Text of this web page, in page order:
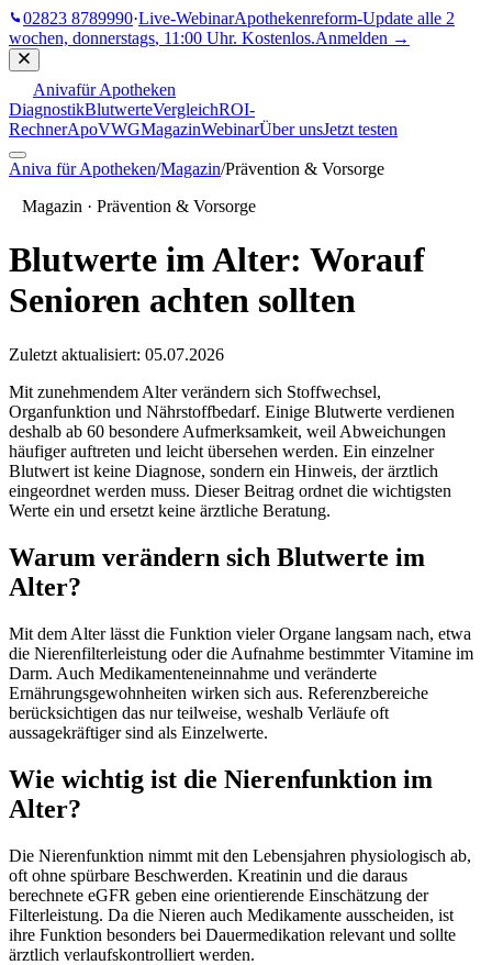
02823 8789990·Live-WebinarApothekenreform-Update alle 2
wochen, donnerstags, 11:00 Uhr. Kostenlos.Anmelden →
Anivafür Apotheken
DiagnostikBlutwerteVergleichROI-
RechnerApoVWGMagazinWebinarÜber unsJetzt testen
Aniva für Apotheken/Magazin/Prävention & Vorsorge
Magazin · Prävention & Vorsorge
Blutwerte im Alter: Worauf
Senioren achten sollten
Zuletzt aktualisiert: 05.07.2026
Mit zunehmendem Alter verändern sich Stoffwechsel,
Organfunktion und Nährstoffbedarf. Einige Blutwerte verdienen
deshalb ab 60 besondere Aufmerksamkeit, weil Abweichungen
häufiger auftreten und leicht übersehen werden. Ein einzelner
Blutwert ist keine Diagnose, sondern ein Hinweis, der ärztlich
eingeordnet werden muss. Dieser Beitrag ordnet die wichtigsten
Werte ein und ersetzt keine ärztliche Beratung.
Warum verändern sich Blutwerte im
Alter?
Mit dem Alter lässt die Funktion vieler Organe langsam nach, etwa
die Nierenfilterleistung oder die Aufnahme bestimmter Vitamine im
Darm. Auch Medikamenteneinnahme und veränderte
Ernährungsgewohnheiten wirken sich aus. Referenzbereiche
berücksichtigen das nur teilweise, weshalb Verläufe oft
aussagekräftiger sind als Einzelwerte.
Wie wichtig ist die Nierenfunktion im
Alter?
Die Nierenfunktion nimmt mit den Lebensjahren physiologisch ab,
oft ohne spürbare Beschwerden. Kreatinin und die daraus
berechnete eGFR geben eine orientierende Einschätzung der
Filterleistung. Da die Nieren auch Medikamente ausscheiden, ist
ihre Funktion besonders bei Dauermedikation relevant und sollte
ärztlich verlaufskontrolliert werden.